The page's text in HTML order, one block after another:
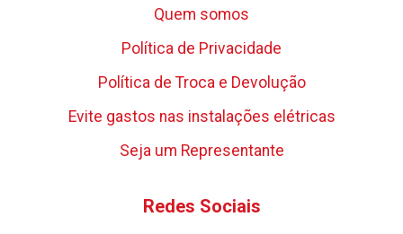
Quem somos
Política de Privacidade
Política de Troca e Devolução
Evite gastos nas instalações elétricas
Seja um Representante
Redes Sociais